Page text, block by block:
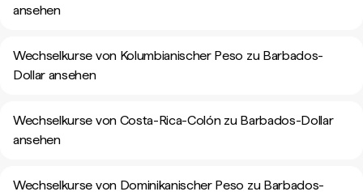
ansehen
Wechselkurse von Kolumbianischer Peso zu Barbados-
Dollar ansehen
Wechselkurse von Costa-Rica-Colón zu Barbados-Dollar
ansehen
Wechselkurse von Dominikanischer Peso zu Barbados-